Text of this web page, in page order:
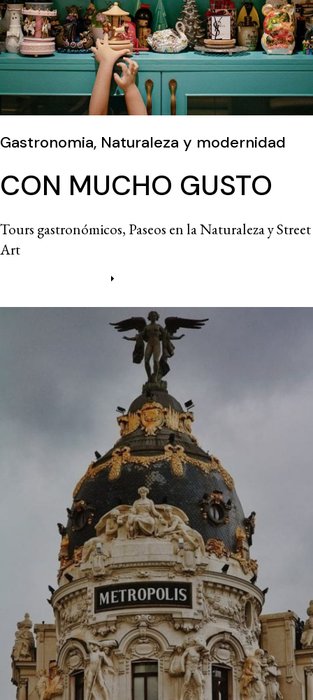
Gastronomia, Naturaleza y modernidad
CON MUCHO GUSTO
Tours gastronómicos, Paseos en la Naturaleza y Street
Art